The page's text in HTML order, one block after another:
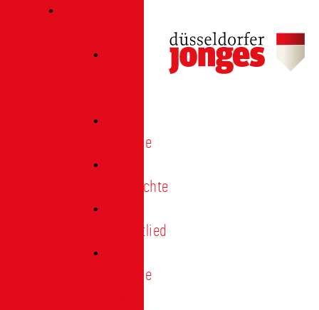
Termine
Geschichte
Heimatlied
Freunde